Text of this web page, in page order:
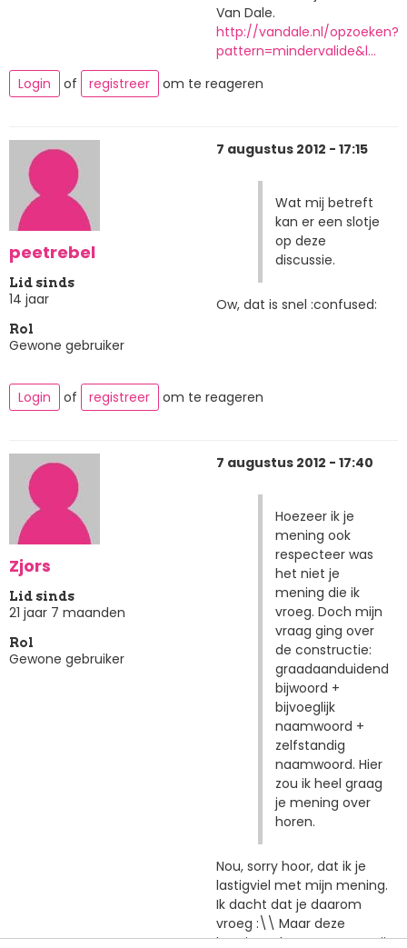
Van Dale.
http://vandale.nl/opzoeken?
pattern=mindervalide&l…
Login
of registreer om te reageren
peetrebel
Lid sinds
14 jaar
Rol
Gewone gebruiker
7 augustus 2012 - 17:15
Wat mij betreft
kan er een slotje
op deze
discussie.
Ow, dat is snel :confused:
Login of registreer om te reageren
Zjors
Lid sinds
21 jaar 7 maanden
Rol
Gewone gebruiker
7 augustus 2012 - 17:40
Hoezeer ik je
mening ook
respecteer was
het niet je
mening die ik
vroeg. Doch mijn
vraag ging over
de constructie:
graadaanduidend
bijwoord +
bijvoeglijk
naamwoord +
zelfstandig
naamwoord. Hier
zou ik heel graag
je mening over
horen.
Nou, sorry hoor, dat ik je
lastigviel met mijn mening.
Ik dacht dat je daarom
vroeg :\\ Maar deze
hernieuwde vraag naar mijn